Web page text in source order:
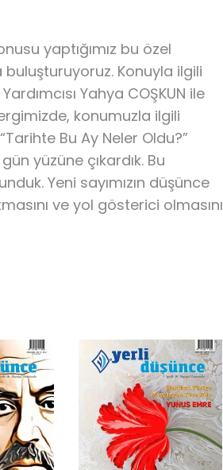
yaptığımız bu özel
buluşturuyoruz. Konuyla ilgili
Yahya COŞKUN ile
konumuzla ilgili
Bu Ay Neler Oldu?”
yüzüne çıkardık. Bu
Yeni sayımızın düşünce
ve yol gösterici olmasını